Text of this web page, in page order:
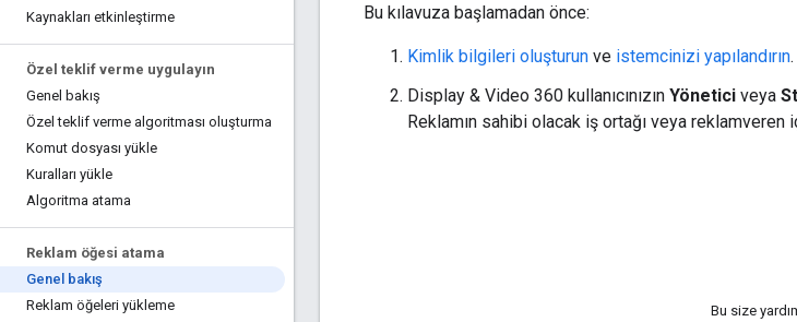
Kaynakları etkinleştirme
Özel teklif verme uygulayın
Genel bakış
Özel teklif verme algoritması oluşturma
Komut dosyası yükle
Kuralları yükle
Algoritma atama
Reklam öğesi atama
Genel bakış
Reklam öğeleri yükleme
Bu kılavuza başlamadan önce:
Kimlik bilgileri oluşturun ve istemcinizi yapılandırın.
Display & Video 360 kullanıcınızın Yönetici veya
Reklamın sahibi olacak iş ortağı veya
Bu size